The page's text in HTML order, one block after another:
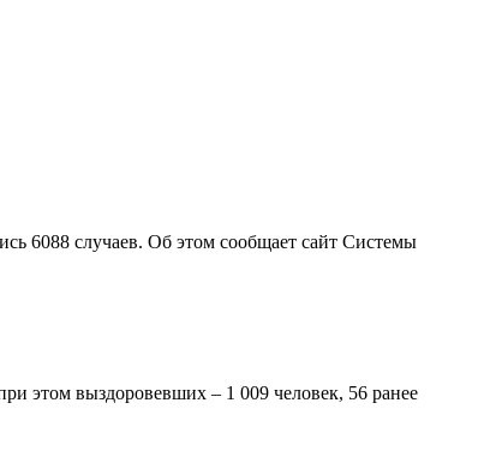
6088 случаев. Об этом сообщает сайт Системы
этом выздоровевших – 1 009 человек, 56 ранее